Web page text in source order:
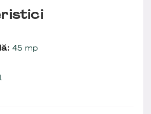
45 mp